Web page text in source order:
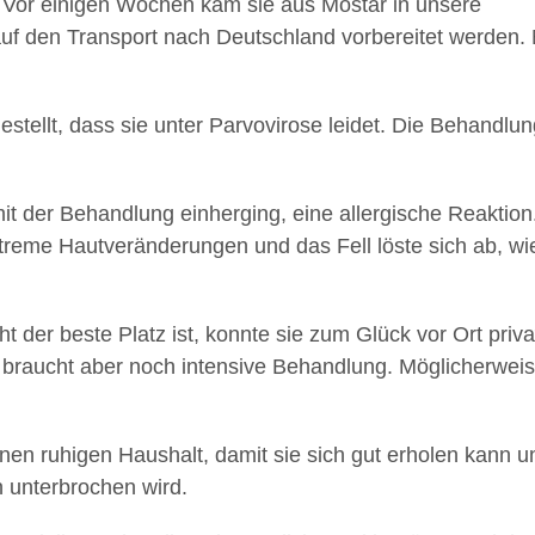
den Transport nach Deutschland vorbereitet werden.
dass sie unter Parvovirose leidet. Die
der Behandlung einherging, eine allergische
Hautveränderungen und das Fell löste sich ab,
der beste Platz ist, konnte sie zum Glück vor Ort
aber noch intensive Behandlung.
ruhigen Haushalt, damit sie sich gut erholen kann
unterbrochen wird.